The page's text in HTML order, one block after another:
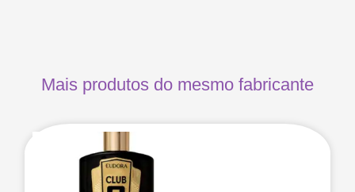
Mais produtos do mesmo fabricante